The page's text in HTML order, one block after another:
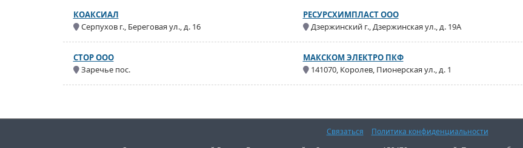
КОАКСИАЛ
Серпухов г., Береговая ул., д. 16
РЕСУРСХИМПЛАСТ ООО
Дзержинский г., Дзержинская ул., д. 19А
СТОР ООО
Заречье пос.
МАКСКОМ ЭЛЕКТРО ПКФ
141070, Королев, Пионерская ул., д. 1
Связаться
Политика конфиденциальности